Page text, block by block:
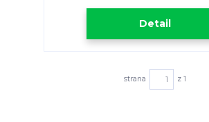
Detail
strana z 1